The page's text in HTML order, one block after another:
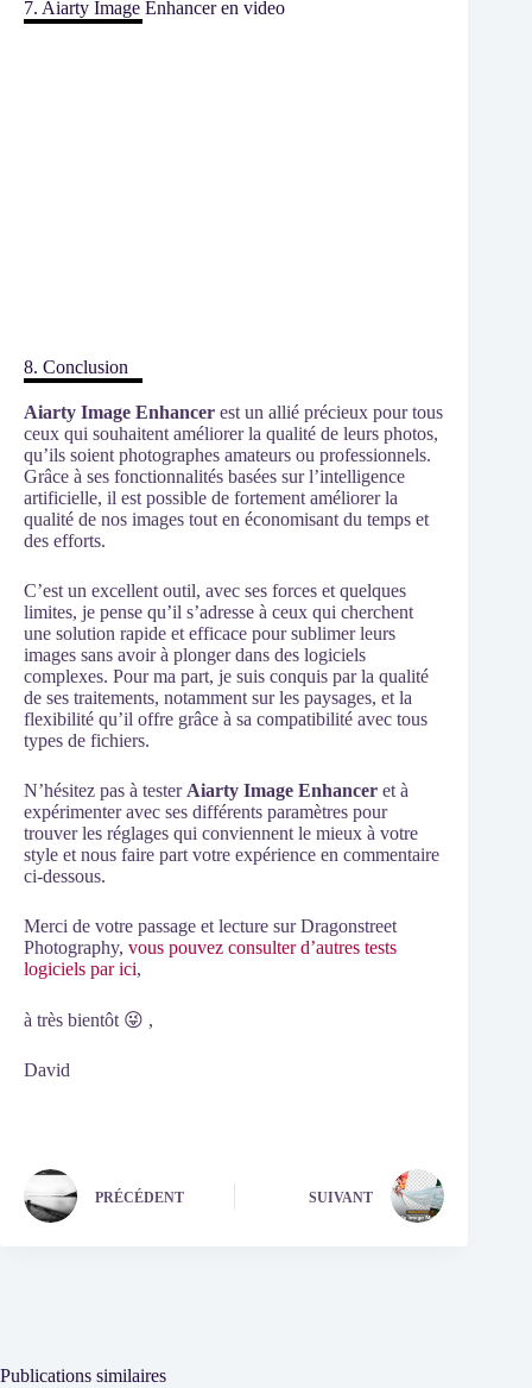
7. Aiarty Image Enhancer en video
8. Conclusion
Aiarty Image Enhancer est un allié précieux pour tous
ceux qui souhaitent améliorer la qualité de leurs photos,
qu’ils soient photographes amateurs ou professionnels.
Grâce à ses fonctionnalités basées sur l’intelligence
artificielle, il est possible de fortement améliorer la
qualité de nos images tout en économisant du temps et
des efforts.
C’est un excellent outil, avec ses forces et quelques
limites, je pense qu’il s’adresse à ceux qui cherchent
une solution rapide et efficace pour sublimer leurs
images sans avoir à plonger dans des logiciels
complexes. Pour ma part, je suis conquis par la qualité
de ses traitements, notamment sur les paysages, et la
flexibilité qu’il offre grâce à sa compatibilité avec tous
types de fichiers.
N’hésitez pas à testerAiarty Image Enhancer et à
expérimenter avec ses différents paramètres pour
trouver les réglages qui conviennent le mieux à votre
style et nous faire part votre expérience en commentaire
ci-dessous.
Merci de votre passage et lecture sur Dragonstreet
Photography, vous pouvez consulter d’autres tests
logiciels par ici,
à très bientôt 😜 ,
David
PRÉCÉDENT SUIVANT
Publications similaires